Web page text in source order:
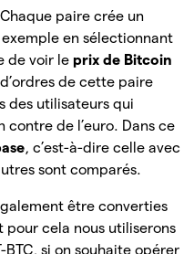
paire crée un
en sélectionnant
de voir le prix de Bitcoin
de cette paire
des utilisateurs qui
de l’euro. Dans ce
, c’est-à-dire celle avec
sont comparés.
être converties
pour cela nous utiliserons
BTC, si on souhaite opérer